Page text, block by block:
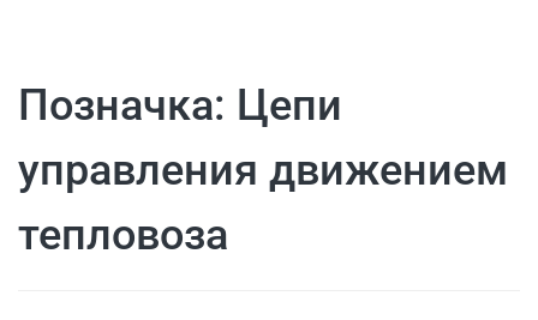
Позначка: Цепи
управления движением
тепловоза